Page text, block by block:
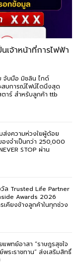
เจ้าหน้าที่การไฟฟ้า
จับมือ มิชลิน ไกด์
สบการณ์ไฟน์ไดนิ่งสุด
าร์ สำหรับลูกค้า ttb
ส่งความห่วงใยผู้ด้อย
งจำเป็นกว่า 250,000
STOP ผ่าน
ล Trusted Life Partner
Awards 2026
คียงข้างลูกค้าในทุกช่วง
พทย์อาสา “ราษฎรสุขใจ
ระราชทาน” ส่งเสริมสิทธิ์